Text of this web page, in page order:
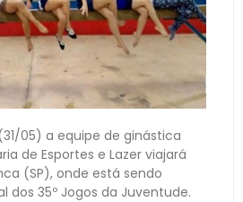
05) a equipe de ginástica
de Esportes e Lazer viajará
(SP), onde está sendo
dos 35º Jogos da Juventude.